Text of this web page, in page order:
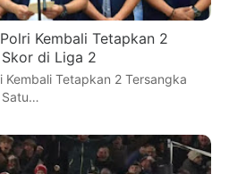
Kembali Tetapkan 2
di Liga 2
Kembali Tetapkan 2 Tersangka
Satu…